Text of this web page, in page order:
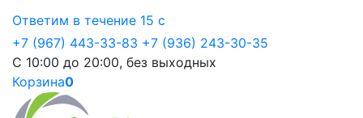
Ответим в течение 15 с
+7 (967) 443-33-83 +7 (936) 243-30-35
С 10:00 до 20:00, без выходных
Корзина0